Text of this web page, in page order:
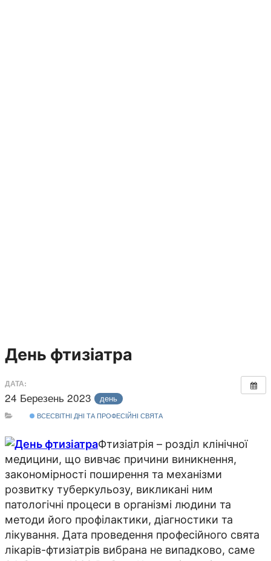
День фтизіатра
ДАТА:
24 Березень 2023 день
ВСЕСВІТНІ ДНІ ТА ПРОФЕСІЙНІ СВЯТА
Фтизіатрія – розділ клінічної
медицини, що вивчає причини виникнення,
закономірності поширення та механізми
розвитку туберкульозу, викликані ним
патологічні процеси в організмі людини та
методи його профілактики, діагностики та
лікування. Дата проведення професійного свята
лікарів-фтизіатрів вибрана не випадково, саме